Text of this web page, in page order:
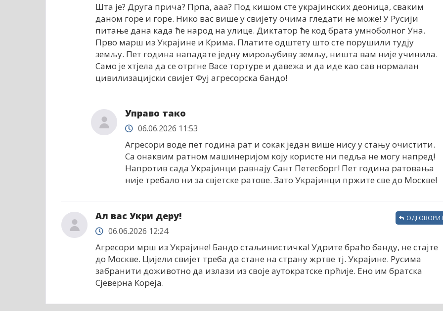
Шта је? Друга прича? Прпа, ааа? Под кишом сте украјинских деоница, сваким
даном горе и горе. Нико вас више у свијету очима гледати не може! У Русији
питање дана када ће народ на улице. Диктатор ће код брата умноболног Уна.
Прво марш из Украјине и Крима. Платите одштету што сте порушили тудју
земљу. Пет година нападате једну мирољубиву земљу, ништа вам није учинила.
Само је хтјела да се отргне Васе тортуре и давежа и да иде као сав нормалан
цивилизацијски свијет Фуј агресорска бандо!
Управо тако
06.06.2026 11:53
Агресори воде пет година рат и сокак један више нису у стању очистити.
Са онаквим ратном машинеријом коју користе ни педља не могу напред!
Напротив сада Украјинци равнају Сант Петесборг! Пет година ратовања
није требало ни за свјетске ратове. Зато Украјинци пржите све до Москве!
Ал вас Укри деру!
06.06.2026 12:24
Агресори мрш из Украјине! Бандо стаљинистичка! Удрите браћо банду, не стајте
до Москве. Цијели свијет треба да стане на страну жртве тј. Украјине. Русима
забранити доживотно да излази из своје аутократске прћије. Ено им братска
Сјеверна Кореја.